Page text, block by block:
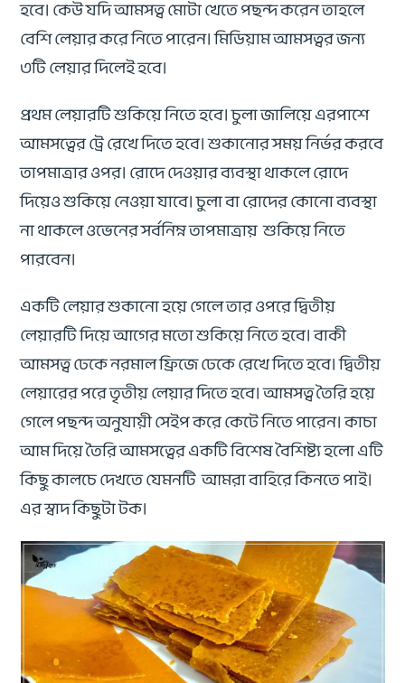
হবে। কেউ যদি আমসত্ব মোটা খেতে পছন্দ করেন তাহলে
বেশি লেয়ার করে নিতে পারেন। মিডিয়াম আমসত্বর জন্য
৩টি লেয়ার দিলেই হবে।
প্রথম লেয়ারটি শুকিয়ে নিতে হবে। চুলা জালিয়ে এরপাশে
আমসত্বের ট্রে রেখে দিতে হবে। শুকানোর সময় নির্ভর করবে
তাপমাত্রার ওপর। রোদে দেওয়ার ব্যবস্থা থাকলে রোদে
দিয়েও শুকিয়ে নেওয়া যাবে। চুলা বা রোদের কোনো ব্যবস্থা
না থাকলে ওভেনের সর্বনিম্ন তাপমাত্রায় শুকিয়ে নিতে
পারবেন।
একটি লেয়ার ‍শুকানো হয়ে গেলে তার ওপরে দ্বিতীয়
লেয়ারটি দিয়ে আগের মতো শুকিয়ে নিতে হবে। বাকী
আমসত্ব ঢেকে নরমাল ফ্রিজে ঢেকে রেখে দিতে হবে। দ্বিতীয়
লেয়ারের পরে তৃতীয় লেয়ার দিতে হবে। আমসত্ব তৈরি হয়ে
গেলে পছন্দ অনুযায়ী সেইপ করে কেটে নিতে পারেন। কাচা
আম দিয়ে তৈরি আমসত্বের একটি বিশেষ বৈশিষ্ট্য হলো এটি
কিছু কালচে দেখতে যেমনটি আমরা বাহিরে কিনতে পাই।
এর স্বাদ কিছুটা টক।